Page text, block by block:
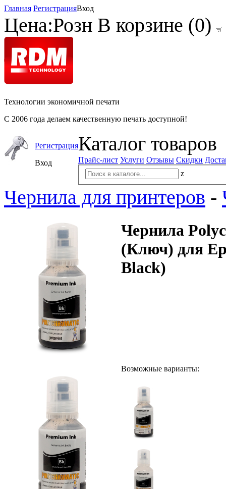
Главная РегистрацияВход
Цена:Розн В корзине (0)
Технологии экономичной печати
С 2006 года делаем качественную печать доступной!
Регистрация
Вход
Каталог товаров
Прайс-лист Услуги Отзывы Скидки
z
Чернила для принтеров -
Чернила
(Ключ) для
Black)
Возможные варианты: